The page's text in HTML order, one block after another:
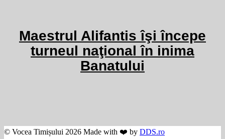
Maestrul Alifantis îşi începe
turneul naţional în inima
Banatului
© Vocea Timișului 2026 Made with ❤️ by DDS.ro